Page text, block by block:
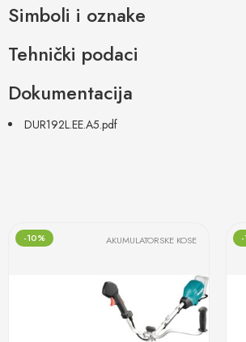
Simboli i oznake
Tehnički podaci
Dokumentacija
DUR192L.EE.A5.pdf
-10% AKUMULATORSKE KOSE